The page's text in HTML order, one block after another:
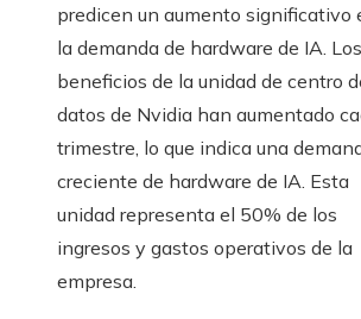
predicen un aumento significativo
la demanda de hardware de IA. Los
beneficios de la unidad de centro
datos de Nvidia han aumentado
trimestre, lo que indica una
creciente de hardware de IA. Esta
unidad representa el 50% de los
ingresos y gastos operativos de la
empresa.